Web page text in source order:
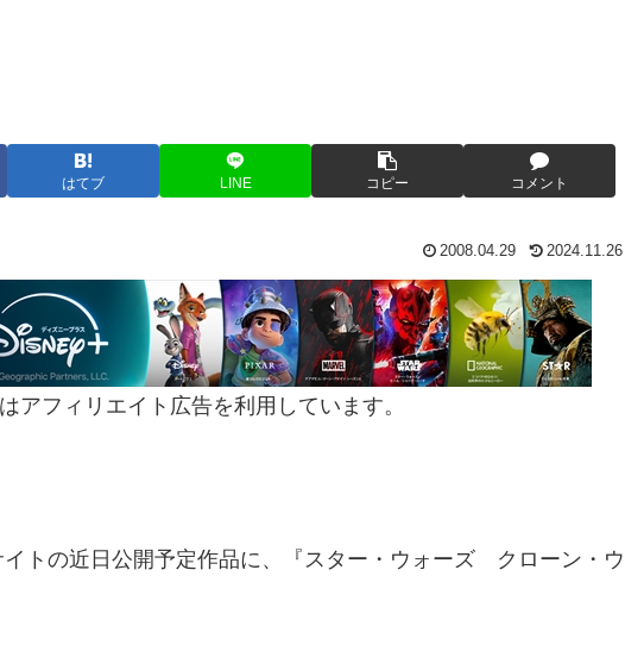
はてブ LINE コピー コメント
2008.04.29 2024.11.26
アフィリエイト広告を利用しています。
トの近日公開予定作品に、『スター・ウォーズ クローン・ウ